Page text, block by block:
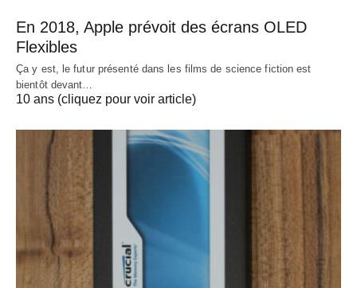
En 2018, Apple prévoit des écrans OLED
Flexibles
Ça y est, le futur présenté dans les films de science fiction est
bientôt devant…
10 ans (cliquez pour voir article)